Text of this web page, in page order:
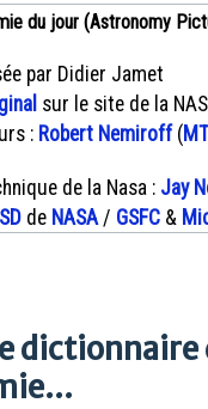
du jour (Astronomy
par Didier Jamet
sur le site de la
: Robert Nemiroff(
de la Nasa : Jay
de NASA/ GSFC &
dictionnaire